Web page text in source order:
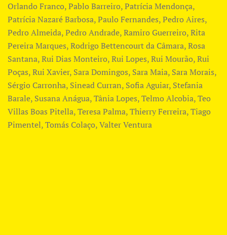
Orlando Franco, Pablo Barreiro, Patrícia Mendonça,
Patrícia Nazaré Barbosa, Paulo Fernandes, Pedro Aires,
Pedro Almeida, Pedro Andrade, Ramiro Guerreiro, Rita
Pereira Marques, Rodrigo Bettencourt da Câmara, Rosa
Santana, Rui Dias Monteiro, Rui Lopes, Rui Mourão, Rui
Poças, Rui Xavier, Sara Domingos, Sara Maia, Sara Morais,
Sérgio Carronha, Sinead Curran, Sofia Aguiar, Stefania
Barale, Susana Anágua, Tânia Lopes, Telmo Alcobia, Teo
Villas Boas Pitella, Teresa Palma, Thierry Ferreira, Tiago
Pimentel, Tomás Colaço, Valter Ventura